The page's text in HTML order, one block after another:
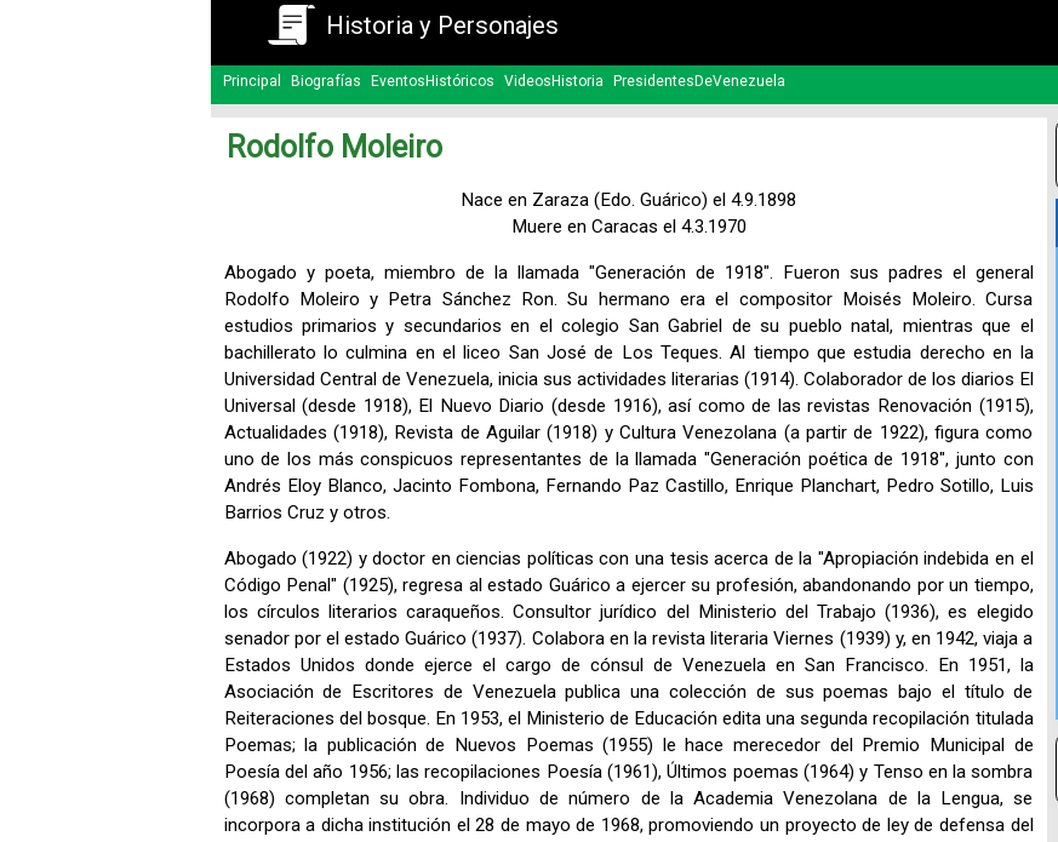
Historia y Personajes
Principal Biografías EventosHistóricos VideosHistoria PresidentesDeVenezuela
Rodolfo Moleiro
Nace en Zaraza (Edo. Guárico) el 4.9.1898
Muere en Caracas el 4.3.1970
Abogado y poeta, miembro de la llamada "Generación de 1918". Fueron sus padres el general
Rodolfo Moleiro y Petra Sánchez Ron. Su hermano era el compositor Moisés Moleiro. Cursa
estudios primarios y secundarios en el colegio San Gabriel de su pueblo natal, mientras que el
bachillerato lo culmina en el liceo San José de Los Teques. Al tiempo que estudia derecho en la
Universidad Central de Venezuela, inicia sus actividades literarias (1914). Colaborador de los diarios El
Universal (desde 1918), El Nuevo Diario (desde 1916), así como de las revistas Renovación (1915),
Actualidades (1918), Revista de Aguilar (1918) y Cultura Venezolana (a partir de 1922), figura como
uno de los más conspicuos representantes de la llamada "Generación poética de 1918", junto con
Andrés Eloy Blanco, Jacinto Fombona, Fernando Paz Castillo, Enrique Planchart, Pedro Sotillo, Luis
Barrios Cruz y otros.
Abogado (1922) y doctor en ciencias políticas con una tesis acerca de la "Apropiación indebida en el
Código Penal" (1925), regresa al estado Guárico a ejercer su profesión, abandonando por un tiempo,
los círculos literarios caraqueños. Consultor jurídico del Ministerio del Trabajo (1936), es elegido
senador por el estado Guárico (1937). Colabora en la revista literaria Viernes (1939) y, en 1942, viaja a
Estados Unidos donde ejerce el cargo de cónsul de Venezuela en San Francisco. En 1951, la
Asociación de Escritores de Venezuela publica una colección de sus poemas bajo el título de
Reiteraciones del bosque. En 1953, el Ministerio de Educación edita una segunda recopilación titulada
Poemas; la publicación de Nuevos Poemas (1955) le hace merecedor del Premio Municipal de
Poesía del año 1956; las recopilaciones Poesía (1961), Últimos poemas (1964) y Tenso en la sombra
(1968) completan su obra. Individuo de número de la Academia Venezolana de la Lengua, se
incorpora a dicha institución el 28 de mayo de 1968, promoviendo un proyecto de ley de defensa del